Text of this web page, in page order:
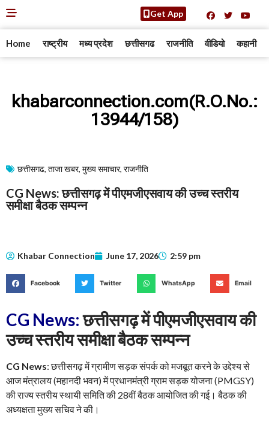
Get App
Home राष्ट्रीय मध्य प्रदेश छत्तीसगढ राजनीति वीडियो कहानी
khabarconnection.com(R.O.No.:
13944/158)
छत्तीसगढ, ताजा खबर, मुख्य समाचार​, राजनीति
CG News: छत्तीसगढ़ में पीएमजीएसवाय की उच्च स्तरीय
समीक्षा बैठक सम्पन्न
Khabar Connection June 17, 2026 2:59 pm
Facebook Twitter WhatsApp Email
CG News:छत्तीसगढ़ में पीएमजीएसवाय की
उच्च स्तरीय समीक्षा बैठक सम्पन्न
CG News: छत्तीसगढ़ में ग्रामीण सड़क संपर्क को मजबूत करने के उद्देश्य से
आज मंत्रालय (महानदी भवन) में प्रधानमंत्री ग्राम सड़क योजना (PMGSY)
की राज्य स्तरीय स्थायी समिति की 28वीं बैठक आयोजित की गई। बैठक की
अध्यक्षता मुख्य सचिव ने की।